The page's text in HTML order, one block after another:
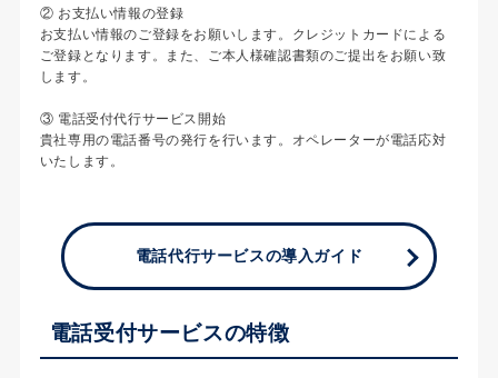
② お支払い情報の登録
お支払い情報のご登録をお願いします。クレジットカードによる
ご登録となります。また、ご本人様確認書類のご提出をお願い致
します。
③ 電話受付代行サービス開始
貴社専用の電話番号の発行を行います。オペレーターが電話応対
いたします。
電話代行サービスの導入ガイド
電話受付サービスの特徴